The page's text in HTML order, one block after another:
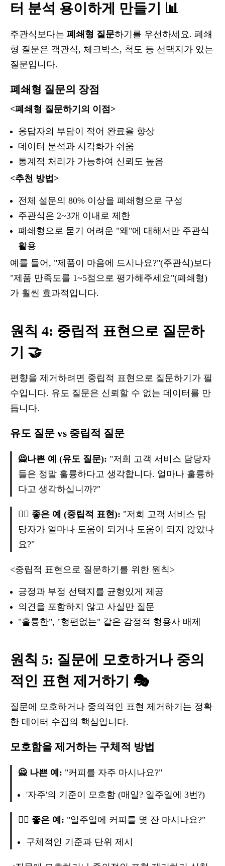
터 분석 용이하게 만들기 📊
주관식보다는 폐쇄형 질문하기를 우선하세요. 폐쇄
형 질문은 객관식, 체크박스, 척도 등 선택지가 있는
질문입니다.
폐쇄형 질문의 장점
<폐쇄형 질문하기의 이점>
응답자의 부담이 적어 완료율 향상
데이터 분석과 시각화가 쉬움
통계적 처리가 가능하여 신뢰도 높음
<추천 방법>
전체 설문의 80% 이상을 폐쇄형으로 구성
주관식은 2~3개 이내로 제한
폐쇄형으로 묻기 어려운 "왜"에 대해서만 주관식
활용
예를 들어, "제품이 마음에 드시나요?"(주관식)보다
"제품 만족도를 1~5점으로 평가해주세요"(폐쇄형)
가 훨씬 효과적입니다.
원칙 4: 중립적 표현으로 질문하
기 🤝
편향을 제거하려면 중립적 표현으로 질문하기가 필
수입니다. 유도 질문은 신뢰할 수 없는 데이터를 만
듭니다.
유도 질문 vs 중립적 질문
🙅나쁜 예 (유도 질문): "저희 고객 서비스 담당자
들은 정말 훌륭하다고 생각합니다. 얼마나 훌륭하
다고 생각하십니까?"
🙆‍♂️ 좋은 예 (중립적 표현): "저희 고객 서비스 담
당자가 얼마나 도움이 되거나 도움이 되지 않았나
요?"
<중립적 표현으로 질문하기를 위한 원칙>
긍정과 부정 선택지를 균형있게 제공
의견을 포함하지 않고 사실만 질문
"훌륭한", "형편없는" 같은 감정적 형용사 배제
원칙 5: 질문에 모호하거나 중의
적인 표현 제거하기 🎭
질문에 모호하거나 중의적인 표현 제거하기는 정확
한 데이터 수집의 핵심입니다.
모호함을 제거하는 구체적 방법
🙅 나쁜 예: "커피를 자주 마시나요?"
'자주'의 기준이 모호함 (매일? 일주일에 3번?)
🙆‍♂️ 좋은 예: "일주일에 커피를 몇 잔 마시나요?"
구체적인 기준과 단위 제시